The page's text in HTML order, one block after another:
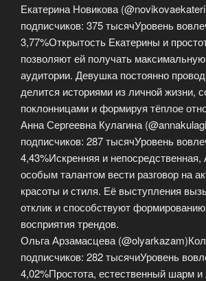
Екатерина Новикова
подписчиков: 375 тысячУровень
3,77%Открытость Екатерины и
позволяют ей получать
аудитории. Девушка постоянно
делится историями из личной жизни,
поклонницами и формируя тёплое
Анна Сергеевна Кулагина
подписчиков: 287 тысячУровень
4,43%Искренняя и
особым талантом вести разговор на
красоты и стиля. Её выступления
отклик и способствуют формированию
восприятия трендов.
Ольга Арзамасцева
подписчиков: 282 тысячиУровень
4,02%Простота, естественный шарм